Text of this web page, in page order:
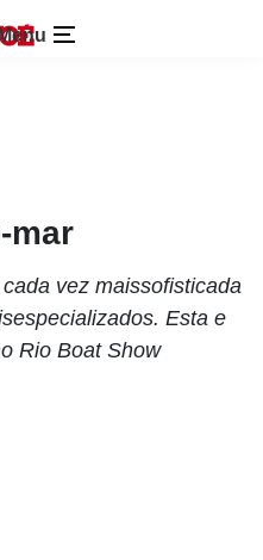
mar
vez maissofisticada
Esta e
Rio Boat Show